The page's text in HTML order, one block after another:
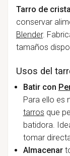
Tarro de
conservar
Blender.
tamaños
Usos del
Batir con
Para ello es
tarros que
batidora.
tomar
Almacenar